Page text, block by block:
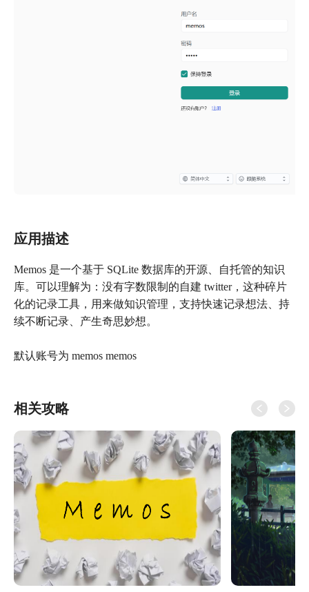
应用描述
Memos 是一个基于 SQLite 数据库的开源、自托管的知识
库。可以理解为：没有字数限制的自建 twitter，这种碎片
化的记录工具，用来做知识管理，支持快速记录想法、持
续不断记录、产生奇思妙想。
默认账号为 memos memos
相关攻略